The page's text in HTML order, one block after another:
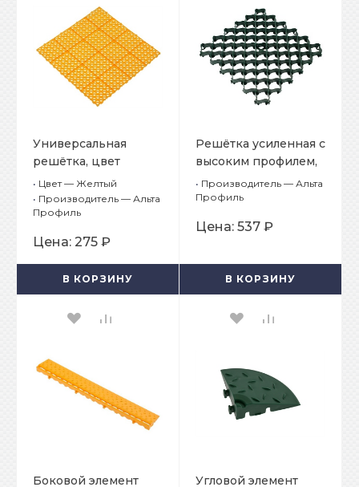
Универсальная
решётка, цвет
Желтый
• Цвет — Желтый
• Производитель — Альта
Профиль
Цена: 275 ₽
В КОРЗИНУ
Решётка усиленная с
высоким профилем,
цвет Зеленый
• Производитель — Альта
Профиль
Цена: 537 ₽
В КОРЗИНУ
Боковой элемент
Угловой элемент